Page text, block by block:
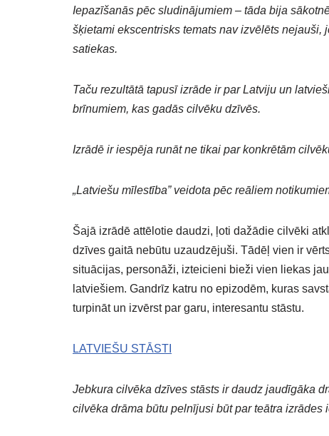
Iepazīšanās pēc sludinājumiem – tāda bija
šķietami ekscentrisks temats nav izvēlēts
satiekas.
Taču rezultātā tapusī izrāde ir par Latviju un
brīnumiem, kas gadās cilvēku dzīvēs.
Izrādē ir iespēja runāt ne tikai par konkrētām
„Latviešu mīlestība” veidota pēc reāliem
Šajā izrādē attēlotie daudzi, ļoti dažādie cilvēki
dzīves gaitā nebūtu uzaudzējuši. Tādēļ vien ir
situācijas, personāži, izteicieni bieži vien liekas
latviešiem. Gandrīz katru no epizodēm, kuras
turpināt un izvērst par garu, interesantu stāstu.
LATVIEŠU STĀSTI
Jebkura cilvēka dzīves stāsts ir daudz jaudīgāka
cilvēka drāma būtu pelnījusi būt par teātra